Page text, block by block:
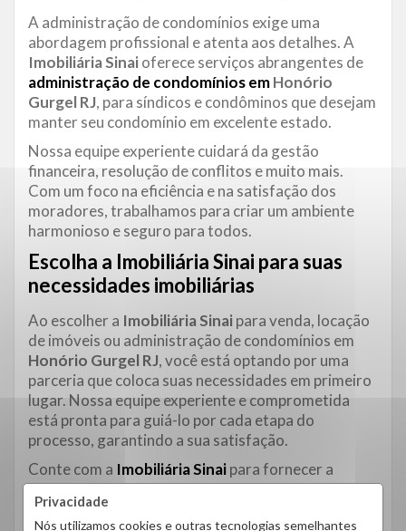
Privacidade
Nós utilizamos cookies e outras tecnologias semelhantes
A administração de condomínios exige uma
abordagem profissional e atenta aos detalhes. A
Imobiliária Sinaioferece serviços abrangentes de
administração de condomínios emHonório
Gurgel RJ, para síndicos e condôminos que desejam
manter seu condomínio em excelente estado.
Nossa equipe experiente cuidará da gestão
financeira, resolução de conflitos e muito mais.
Com um foco na eficiência e na satisfação dos
moradores, trabalhamos para criar um ambiente
harmonioso e seguro para todos.
Escolha a Imobiliária Sinai para suas
necessidades imobiliárias
Ao escolher a Imobiliária Sinai para venda, locação
de imóveis ou administração de condomínios em
Honório Gurgel RJ, você está optando por uma
parceria que coloca suas necessidades em primeiro
lugar. Nossa equipe experiente e comprometida
está pronta para guiá-lo por cada etapa do
processo, garantindo a sua satisfação.
Conte com a Imobiliária Sinaipara fornecer a
experiência excepcional que você merece. Entre em
contato conosco para mais informações e comece a